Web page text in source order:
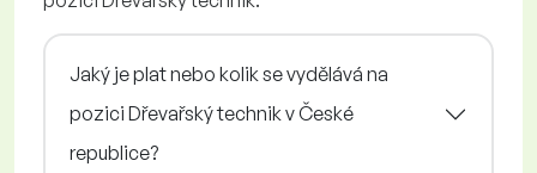
Jaký je plat nebo kolik se vydělává na
pozici Dřevařský technik v České
republice?